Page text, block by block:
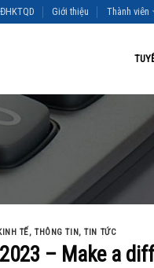
ĐHKTQD Giới thiệu Thành viên
TẾ,THÔNG TIN,TIN TỨC
– Make a